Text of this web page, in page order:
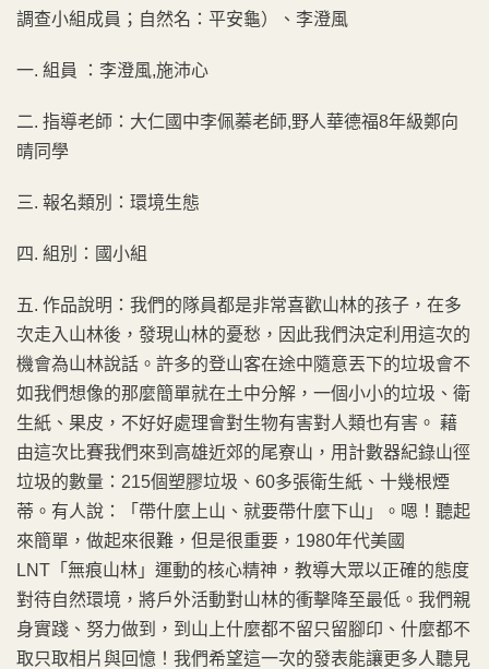
調查小組成員；自然名：平安龜）、李澄風
一. 組員 ：李澄風,施沛心
二. 指導老師：大仁國中李佩蓁老師,野人華德福8年級鄭向
晴同學
三. 報名類別：環境生態
四. 組別：國小組
五. 作品說明：我們的隊員都是非常喜歡山林的孩子，在多
次走入山林後，發現山林的憂愁，因此我們決定利用這次的
機會為山林說話。許多的登山客在途中隨意丟下的垃圾會不
如我們想像的那麼簡單就在土中分解，一個小小的垃圾、衛
生紙、果皮，不好好處理會對生物有害對人類也有害。 藉
由這次比賽我們來到高雄近郊的尾寮山，用計數器紀錄山徑
垃圾的數量：215個塑膠垃圾、60多張衛生紙、十幾根煙
蒂。有人說：「帶什麼上山、就要帶什麼下山」。嗯！聽起
來簡單，做起來很難，但是很重要，1980年代美國
LNT「無痕山林」運動的核心精神，教導大眾以正確的態度
對待自然環境，將戶外活動對山林的衝擊降至最低。我們親
身實踐、努力做到，到山上什麼都不留只留腳印、什麼都不
取只取相片與回憶！我們希望這一次的發表能讓更多人聽見